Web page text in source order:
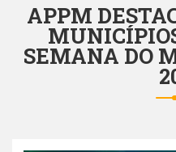
APPM
SEMANA DO